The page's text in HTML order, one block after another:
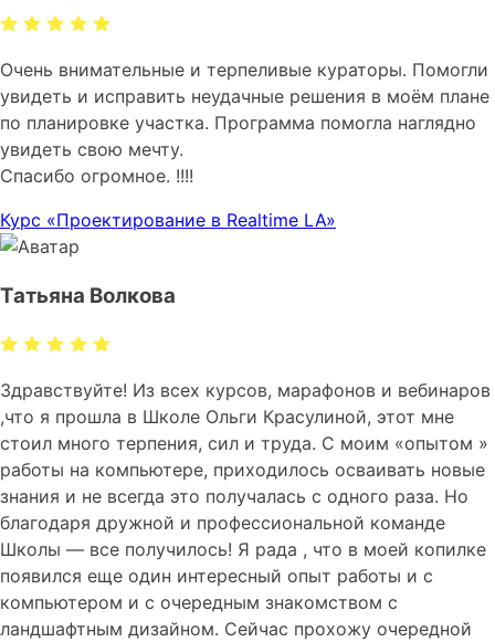
Очень внимательные и терпеливые кураторы. Помогли
увидеть и исправить неудачные решения в моём плане
по планировке участка. Программа помогла наглядно
увидеть свою мечту.
Спасибо огромное. !!!!
Курс «Проектирование в Realtime LA»
Татьяна Волкова
Здравствуйте! Из всех курсов, марафонов и вебинаров
,что я прошла в Школе Ольги Красулиной, этот мне
стоил много терпения, сил и труда. С моим «опытом »
работы на компьютере, приходилось осваивать новые
знания и не всегда это получалась с одного раза. Но
благодаря дружной и профессиональной команде
Школы — все получилось! Я рада , что в моей копилке
появился еще один интересный опыт работы и с
компьютером и с очередным знакомством с
ландшафтным дизайном. Сейчас прохожу очередной